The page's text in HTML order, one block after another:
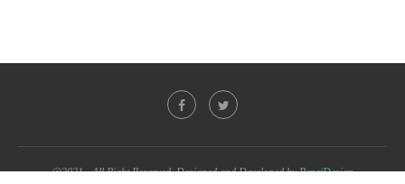
@2021 - All Right Reserved. Designed and Developed byPenciDesign